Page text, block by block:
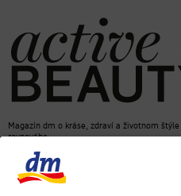
Magazín dm o kráse, zdraví a životnom
rovnováhe